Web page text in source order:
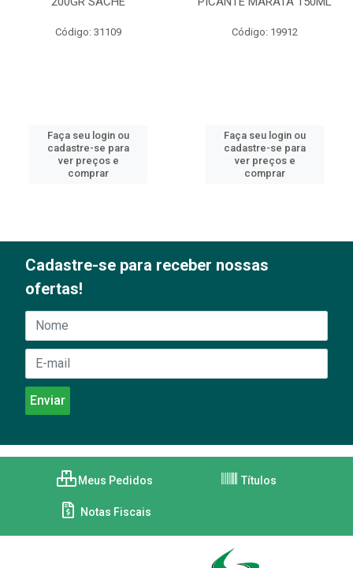
Código: 31109
Faça seu login ou
cadastre-se para
ver preços e
comprar
Código: 19912
Faça seu login ou
cadastre-se para
ver preços e
comprar
Cadastre-se para receber nossas
ofertas!
Meus Pedidos Títulos
Notas Fiscais